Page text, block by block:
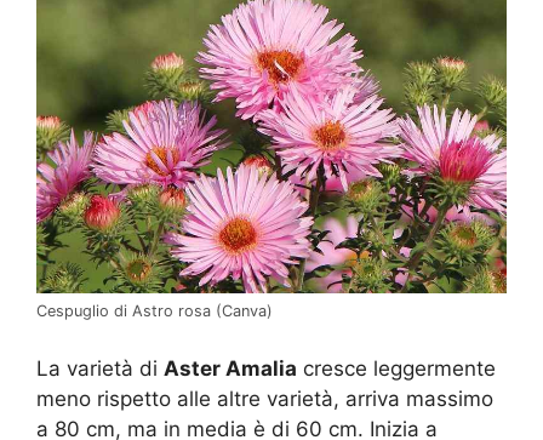
Cespuglio di Astro rosa (Canva)
La varietà di Aster Amalia cresce leggermente
meno rispetto alle altre varietà, arriva massimo
a 80 cm, ma in media è di 60 cm. Inizia a